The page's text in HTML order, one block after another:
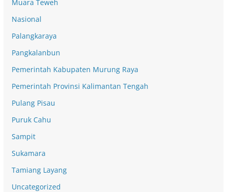
Muara Teweh
Nasional
Palangkaraya
Pangkalanbun
Pemerintah Kabupaten Murung Raya
Pemerintah Provinsi Kalimantan Tengah
Pulang Pisau
Puruk Cahu
Sampit
Sukamara
Tamiang Layang
Uncategorized